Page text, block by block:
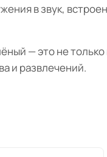
в звук,
— это не
и развлечений.